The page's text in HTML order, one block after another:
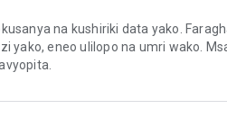
na kushiriki data yako.
eneo ulilopo na umri wako.